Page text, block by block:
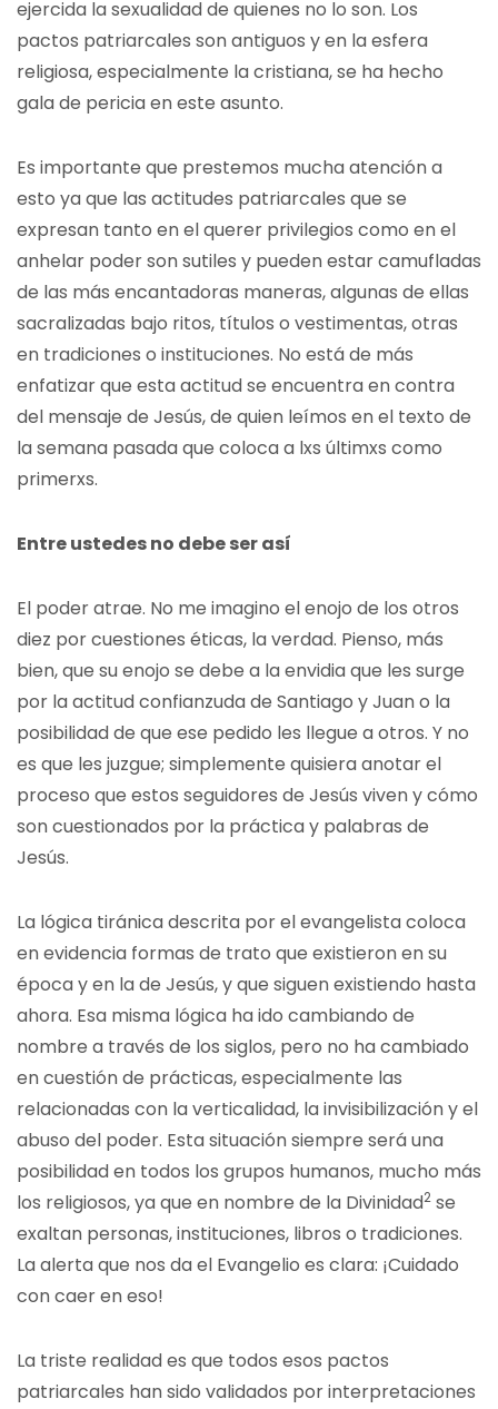
ejercida la sexualidad de quienes no lo son. Los
pactos patriarcales son antiguos y en la esfera
religiosa, especialmente la cristiana, se ha hecho
gala de pericia en este asunto.
Es importante que prestemos mucha atención a
esto ya que las actitudes patriarcales que se
expresan tanto en el querer privilegios como en el
anhelar poder son sutiles y pueden estar camufladas
de las más encantadoras maneras, algunas de ellas
sacralizadas bajo ritos, títulos o vestimentas, otras
en tradiciones o instituciones. No está de más
enfatizar que esta actitud se encuentra en contra
del mensaje de Jesús, de quien leímos en el texto de
la semana pasada que coloca a lxs últimxs como
primerxs.
Entre ustedes no debe ser así
El poder atrae. No me imagino el enojo de los otros
diez por cuestiones éticas, la verdad. Pienso, más
bien, que su enojo se debe a la envidia que les surge
por la actitud confianzuda de Santiago y Juan o la
posibilidad de que ese pedido les llegue a otros. Y no
es que les juzgue; simplemente quisiera anotar el
proceso que estos seguidores de Jesús viven y cómo
son cuestionados por la práctica y palabras de
Jesús.
La lógica tiránica descrita por el evangelista coloca
en evidencia formas de trato que existieron en su
época y en la de Jesús, y que siguen existiendo hasta
ahora. Esa misma lógica ha ido cambiando de
nombre a través de los siglos, pero no ha cambiado
en cuestión de prácticas, especialmente las
relacionadas con la verticalidad, la invisibilización y el
abuso del poder. Esta situación siempre será una
posibilidad en todos los grupos humanos, mucho más
los religiosos, ya que en nombre de la Divinidad2 se
exaltan personas, instituciones, libros o tradiciones.
La alerta que nos da el Evangelio es clara: ¡Cuidado
con caer en eso!
La triste realidad es que todos esos pactos
patriarcales han sido validados por interpretaciones